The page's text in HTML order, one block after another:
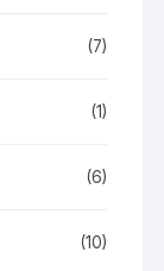
(7)
(1)
(6)
(10)